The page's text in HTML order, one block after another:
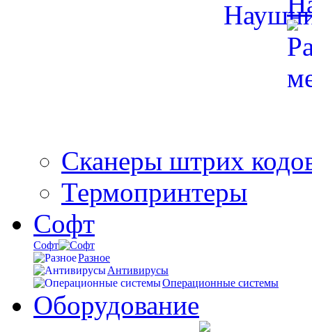
Сканеры штрих
Термопринтеры
Софт
Софт
Разное
Антивирусы
Операционные системы
Оборудование